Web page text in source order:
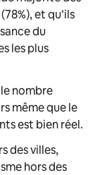
et qu’ils
du
les plus
nombre
même que le
est bien réel.
des villes,
hors des